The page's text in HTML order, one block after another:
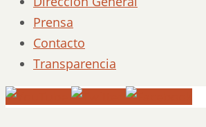
Prensa
Contacto
Transparencia